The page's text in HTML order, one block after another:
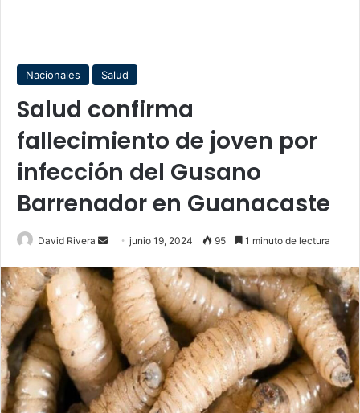
Nacionales Salud
Salud confirma
fallecimiento de joven por
infección del Gusano
Barrenador en Guanacaste
David Rivera
Send
email
junio 19, 2024 95 1 minuto de lectura